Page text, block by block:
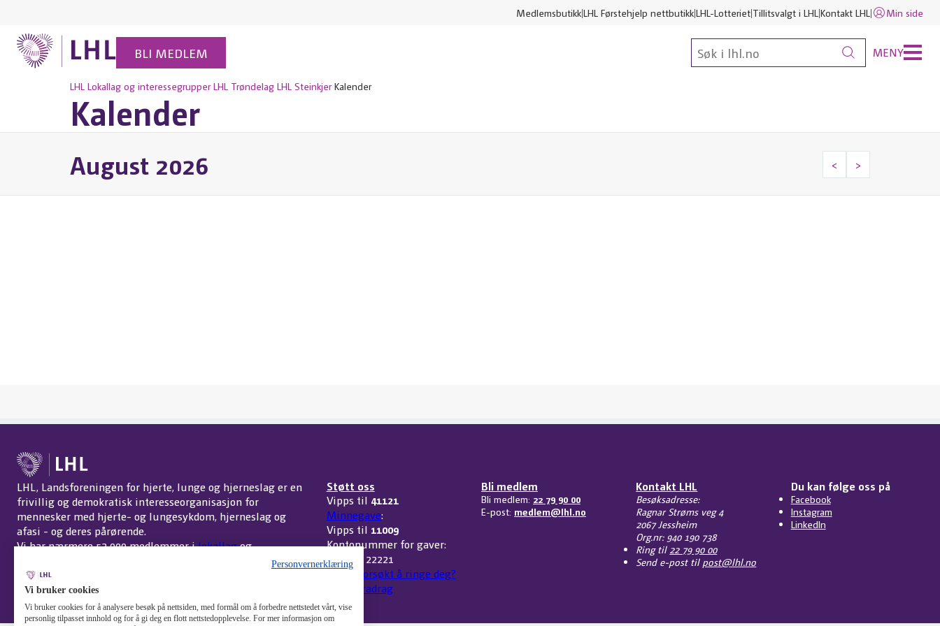
MedlemsbutikkLHL Førstehjelp nettbutikkLHL-Lotteriet Tillitsvalgt i LHL Kontakt LHL Min side
BLI MEDLEM MENY
LHL Lokallag og interessegrupper LHL Trøndelag LHL Steinkjer Kalender
Kalender
August 2026 < >
LHL, Landsforeningen for hjerte, lunge og hjerneslag er en
frivillig og demokratisk interesseorganisasjon for
mennesker med hjerte- og lungesykdom, hjerneslag og
afasi - og deres pårørende.
Vi har nærmere 52 000 medlemmer ilokallagog
Endre cookie-innstillinger
Støtt oss
Vipps til 41121
Minnegave:
Vipps til 11009
Kontonummer for gaver:
3207 32 22221
Har vi forsøkt å ringe deg?
Skattefradrag
Bli medlem
Bli medlem: 22 79 90 00
E-post: medlem@lhl.no
Kontakt LHL
Besøksadresse:
Ragnar Strøms veg 4
2067 Jessheim
Org.nr: 940 190 738
Ring til 22 79 90 00
Send e-post til post@lhl.no
Du kan følge oss på
Facebook
Instagram
LinkedIn
Personvernerklæring
Vi bruker cookies
Vi bruker cookies for å analysere besøk på nettsiden, med formål om å forbedre nettstedet vårt, vise
personlig tilpasset innhold og for å gi deg en flott nettstedopplevelse. For mer informasjon om